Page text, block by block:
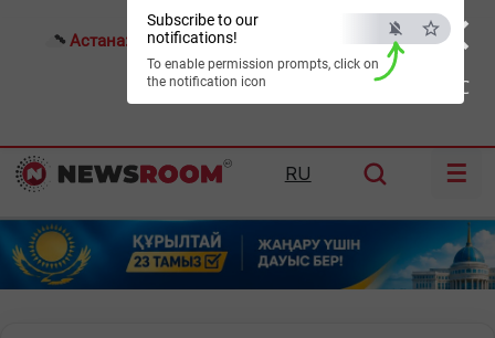
×
ESC
Subscribe to our
notifications!
To enable permission prompts, click on
the notification icon
Астана: 23°C Алматы: Шымкент:36°C
RU ☰